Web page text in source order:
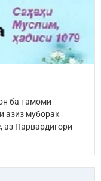
ба тамоми
азиз муборак
Парвардигори